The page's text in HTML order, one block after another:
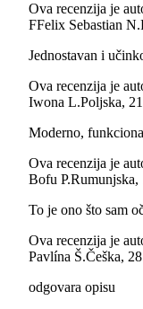
Ova recenzija je
FFelix Sebastian N.
Jednostavan i
Ova recenzija je
Iwona L.Poljska,
Moderno,
Ova recenzija je
Bofu P.Rumunjska,
To je ono što sam
Ova recenzija je
Pavlína Š.Češka,
odgovara opisu